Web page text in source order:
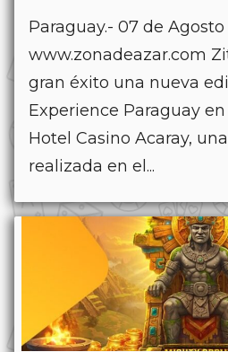
Paraguay.- 07 de
www.zonadeazar.com
gran éxito una nueva
Experience Paraguay
Hotel Casino Acaray,
realizada en el...